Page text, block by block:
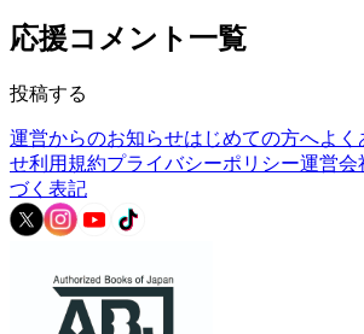
応援コメント一覧
投稿する
運営からのお知らせはじめての方へよく
せ利用規約プライバシーポリシー運営会
づく表記